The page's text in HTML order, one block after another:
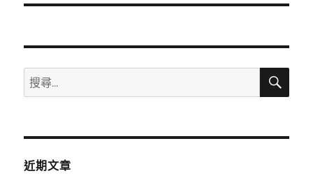
文
搜
尋
鍵
搜
近期文章